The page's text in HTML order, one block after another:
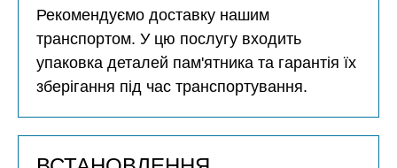
Рекомендуємо доставку нашим
транспортом. У цю послугу входить
упаковка деталей пам'ятника та гарантія їх
зберігання під час транспортування.